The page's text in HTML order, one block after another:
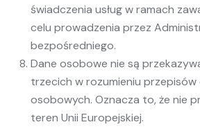
świadczenia usług w ramach
celu prowadzenia przez
bezpośredniego.
Dane osobowe nie są
trzecich w rozumieniu
osobowych. Oznacza to, że nie
teren Unii Europejskiej.